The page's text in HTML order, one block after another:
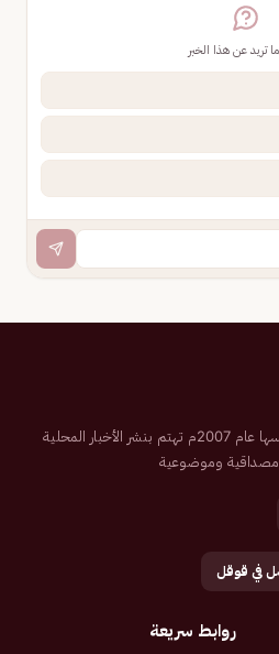
تريد عن هذا الخبر
صحيفة إلكترونية سعودية تم تأسيسها عام 2007م تهتم بنشر الأخبار المحلية
ومصداقية وموضوعية
في قوقل
روابط سريعة